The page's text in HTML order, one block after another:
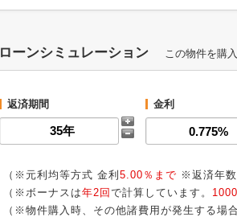
ローンシミュレーション この物件を購
返済期間 金利
（※元利均等方式 金利 5.00％まで ※返済年数
（※ボーナスは年2回 で計算しています。
（※物件購入時、その他諸費用が発生する場